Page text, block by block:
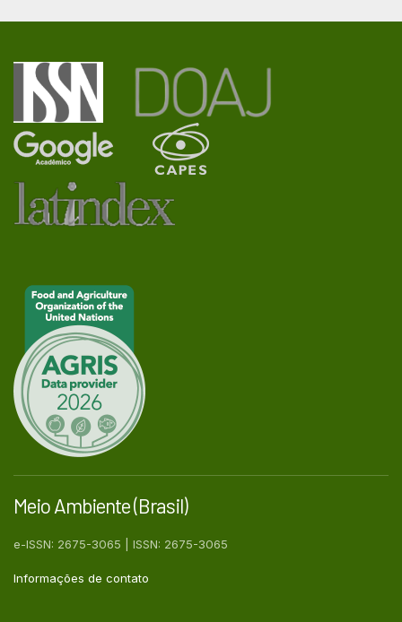
Meio Ambiente (Brasil)
e-ISSN: 2675-3065 | ISSN: 2675-3065
Informações de contato